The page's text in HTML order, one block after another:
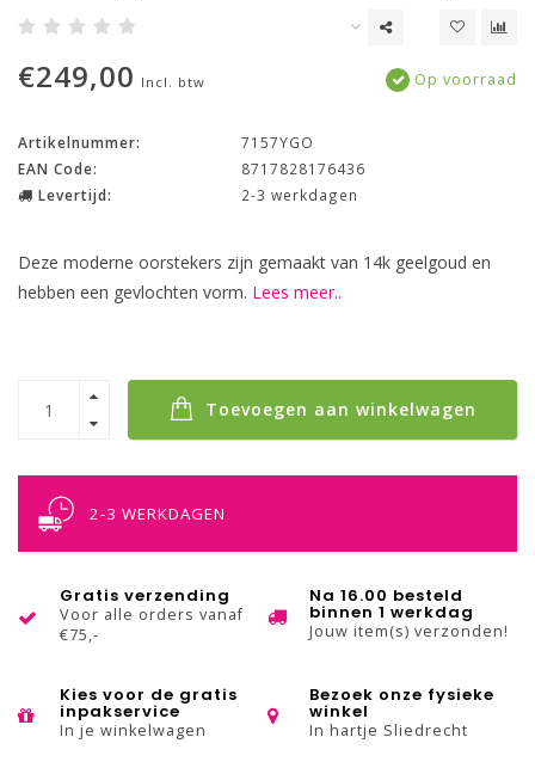
€249,00 Incl. btw Op voorraad
Artikelnummer:
7157YGO
EAN Code:
8717828176436
Levertijd:
2-3 werkdagen
Deze moderne oorstekers zijn gemaakt van 14k geelgoud en
hebben een gevlochten vorm. Lees meer..
Toevoegen aan winkelwagen
2-3 WERKDAGEN
Gratis verzending
Voor alle orders vanaf
€75,-
Na 16.00 besteld
binnen 1 werkdag
Jouw item(s) verzonden!
Kies voor de gratis
inpakservice
In je winkelwagen
Bezoek onze fysieke
winkel
In hartje Sliedrecht